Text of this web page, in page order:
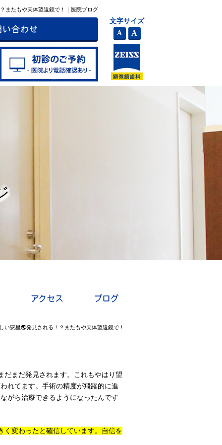
文字サイズ
A A
またもや天体望遠鏡で！｜医院ブログ
い惑星🌏発見される！？またもや天体望遠鏡で！
だまだ発見されます。これもやはり望
れてます。手術の精度が飛躍的に進
がら治療できるようになったんです
く変わったと確信しています。自信を